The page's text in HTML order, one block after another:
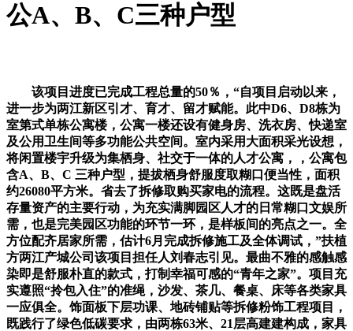
公A、B、C三种户型
该项目进度已完成工程总量的50％，“自项目启动以来，
进一步为两江新区引才、育才、留才赋能。此中D6、D8栋为
室第式单栋公寓楼，公寓一楼还设有健身房、洗衣房、快递室
及公用卫生间等多功能公共空间。室内采用大面积采光设想，
将闲置楼宇升级为集栖身、社交于一体的人才公寓，，公寓包
含A、B、C 三种户型，提拔栖身舒服度取糊口便当性，面积
约26080平方米。省去了拆修取购买家电的流程。这既是盘活
存量资产的主要行动，为充实满脚园区人才的日常糊口文娱所
需，也是完美园区功能的环节一环，是样板间的亮点之一。全
方位配齐居家所需，估计6月完成拆修施工及全体调试，”扶植
方两江产城公司该项目担任人刘春志引见。最曲不雅的感触感
染即是舒服朴直的款式，打制幸福可感的“青年之家”。项目充
实遵照“拎包入住”的准绳，沙发、茶几、餐桌、床等各类家具
一应俱全。饰面板下层功课、地砖铺贴等拆修粉饰工程项目，
既践行了绿色低碳要求，由两栋63米、21层高建建构成，家具